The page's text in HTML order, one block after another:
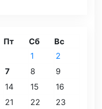
Пт Сб Вс
1
2
7 8
9
14 15
16
21 22
23